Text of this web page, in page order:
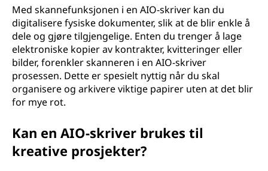
Med skannefunksjonen i en AIO-skriver kan du
digitalisere fysiske dokumenter, slik at de blir enkle å
dele og gjøre tilgjengelige. Enten du trenger å lage
elektroniske kopier av kontrakter, kvitteringer eller
bilder, forenkler skanneren i en AIO-skriver
prosessen. Dette er spesielt nyttig når du skal
organisere og arkivere viktige papirer uten at det blir
for mye rot.
Kan en AIO-skriver brukes til
kreative prosjekter?